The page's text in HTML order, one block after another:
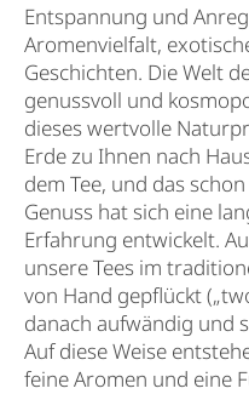
Entspannung und
Aromenvielfalt,
Geschichten. Die Welt
genussvoll und
dieses wertvolle
Erde zu Ihnen nach
dem Tee, und das
Genuss hat sich eine
Erfahrung entwickelt.
unsere Tees im
von Hand gepflückt
danach aufwändig und
Auf diese Weise
feine Aromen und eine